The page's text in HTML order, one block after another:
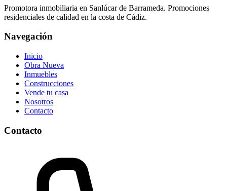
Promotora inmobiliaria en Sanlúcar de Barrameda. Promociones
residenciales de calidad en la costa de Cádiz.
Navegación
Inicio
Obra Nueva
Inmuebles
Construcciones
Vende tu casa
Nosotros
Contacto
Contacto